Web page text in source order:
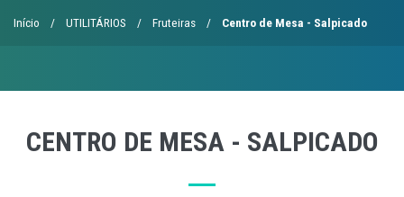
Início / UTILITÁRIOS / Fruteiras / Centro de Mesa - Salpicado
CENTRO DE MESA - SALPICADO